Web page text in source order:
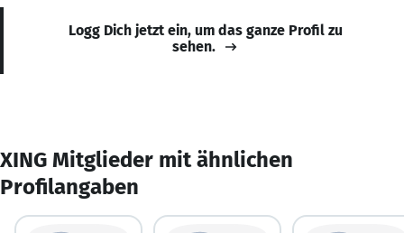
Logg Dich jetzt ein, um das ganze Profil zu
sehen.
XING Mitglieder mit ähnlichen
Profilangaben